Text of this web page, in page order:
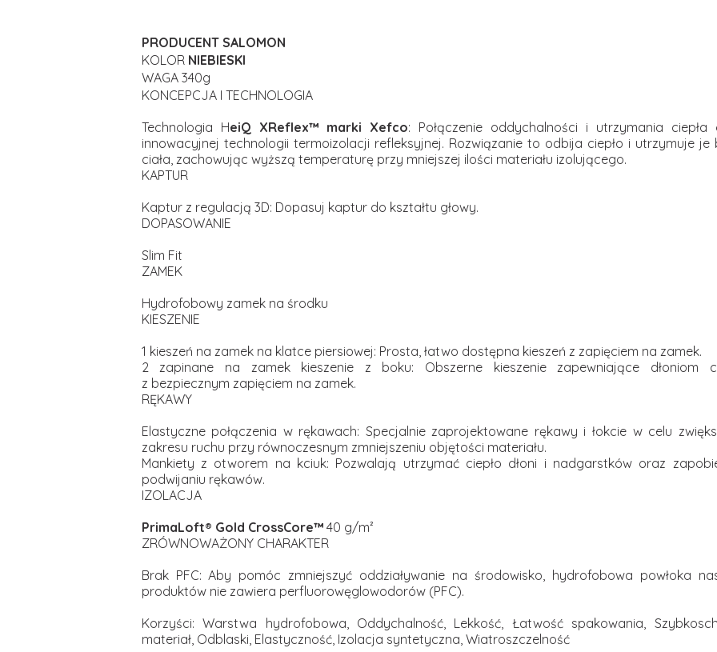
PRODUCENT SALOMON
KOLOR NIEBIESKI
WAGA 340g
KONCEPCJA I TECHNOLOGIA
Technologia HeiQ XReflex™ marki Xefco: Połączenie oddychalności i utrzymania ciepła
innowacyjnej technologii termoizolacji refleksyjnej. Rozwiązanie to odbija ciepło i utrzymuje je
ciała, zachowując wyższą temperaturę przy mniejszej ilości materiału izolującego.
KAPTUR
Kaptur z regulacją 3D: Dopasuj kaptur do kształtu głowy.
DOPASOWANIE
Slim Fit
ZAMEK
Hydrofobowy zamek na środku
KIESZENIE
1 kieszeń na zamek na klatce piersiowej: Prosta, łatwo dostępna kieszeń z zapięciem na zamek.
2 zapinane na zamek kieszenie z boku: Obszerne kieszenie zapewniające dłoniom
z bezpiecznym zapięciem na zamek.
RĘKAWY
Elastyczne połączenia w rękawach: Specjalnie zaprojektowane rękawy i łokcie w celu
zakresu ruchu przy równoczesnym zmniejszeniu objętości materiału.
Mankiety z otworem na kciuk: Pozwalają utrzymać ciepło dłoni i nadgarstków oraz
podwijaniu rękawów.
IZOLACJA
PrimaLoft® Gold CrossCore™40 g/m²
ZRÓWNOWAŻONY CHARAKTER
Brak PFC: Aby pomóc zmniejszyć oddziaływanie na środowisko, hydrofobowa powłoka
produktów nie zawiera perfluorowęglowodorów (PFC).
Korzyści: Warstwa hydrofobowa, Oddychalność, Lekkość, Łatwość spakowania,
materiał, Odblaski, Elastyczność, Izolacja syntetyczna, Wiatroszczelność